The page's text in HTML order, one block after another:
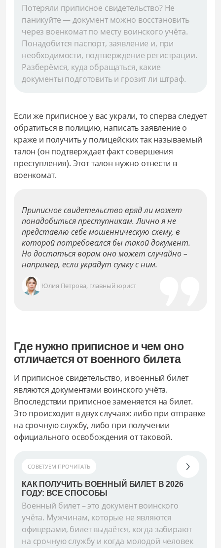
Потеряли приписное свидетельство? Не
паникуйте — документ можно восстановить
через военкомат по месту воинского учёта.
Понадобится паспорт, заявление и, при
необходимости, подтверждение регистрации.
Разберёмся, куда обращаться, какие
документы подготовить и грозит ли штраф.
Если же приписное у вас украли, то сперва следует
обратиться в полицию, написать заявление о
краже и получить у полицейских так называемый
талон (он подтверждает факт совершения
преступления). Этот талон нужно отнести в
военкомат.
Приписное свидетельство вряд ли может
понадобиться преступникам. Лично я не
представлю себе мошенническую схему, в
которой потребовался бы такой документ.
Но достаться ворам оно может случайно –
например, если украдут сумку с ним.
Юлия Петрова, главный юрист
Где нужно приписное и чем оно
отличается от военного билета
И приписное свидетельство, и военный билет
являются документами воинского учёта.
Впоследствии приписное заменяется на билет.
Это происходит в двух случаях: либо при отправке
на срочную службу, либо при получении
официального освобождения от таковой.
СОВЕТУЕМ ПРОЧИТАТЬ
КАК ПОЛУЧИТЬ ВОЕННЫЙ БИЛЕТ В 2026
ГОДУ: ВСЕ СПОСОБЫ
Военный билет – это документ воинского
учёта. Мужчинам, которые не являются
офицерами, билет выдаётся, когда забирают
на срочную службу и когда молодой человек